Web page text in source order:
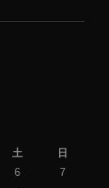
土
日
6
7